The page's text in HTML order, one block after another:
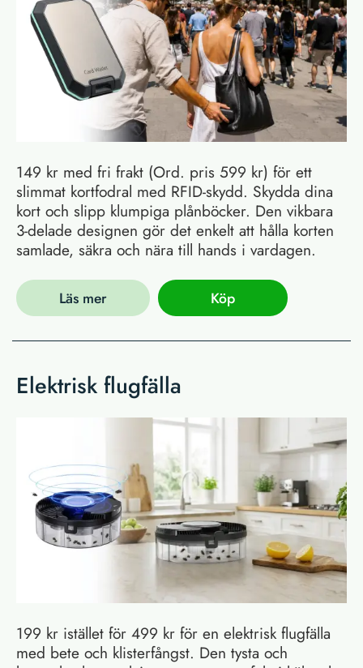
149 kr med fri frakt (Ord. pris 599 kr) för ett
slimmat kortfodral med RFID-skydd. Skydda dina
kort och slipp klumpiga plånböcker. Den vikbara
3-delade designen gör det enkelt att hålla korten
samlade, säkra och nära till hands i vardagen.
Läs mer Köp
Elektrisk flugfälla
199 kr istället för 499 kr för en elektrisk flugfälla
med bete och klisterfångst. Den tysta och